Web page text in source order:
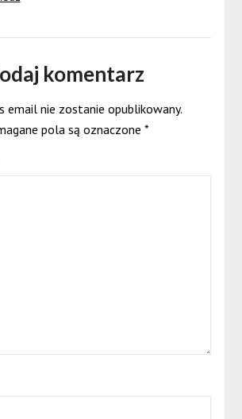
komentarz
email nie zostanie opublikowany.
pola są oznaczone *